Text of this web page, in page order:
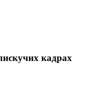
кадрах